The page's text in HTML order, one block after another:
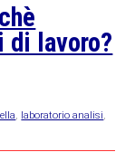
lavoro?
, laboratorio analisi,